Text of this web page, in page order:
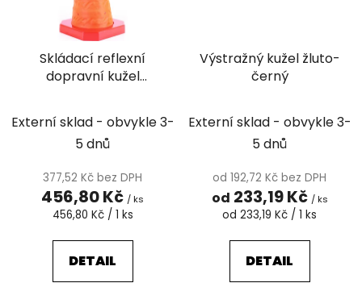
Skládací reflexní
dopravní kužel
Externí sklad - obvykle 3-
5 dnů
377,52 Kč bez DPH
456,80 Kč / ks
Měrná
456,80 Kč / 1 ks
DETAIL
Výstražný kužel žluto-
černý
Externí sklad - obvykle 3-
5 dnů
od 192,72 Kč bez DPH
od 233,19 Kč / ks
Měrná
od 233,19 Kč / 1 ks
DETAIL